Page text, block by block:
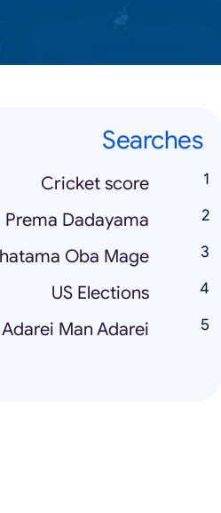
Searches
Cricket score
Prema Dadayama
Oba Mage
US Elections
Adarei Man Adarei